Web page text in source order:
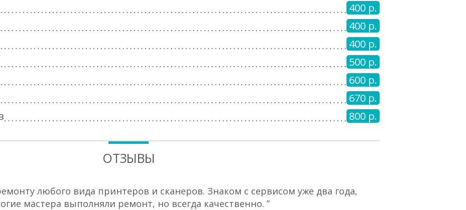
400 р.
400 р.
400 р.
500 р.
600 р.
670 р.
800 р.
ОТЗЫВЫ
любого вида принтеров и сканеров. Знаком с сервисом уже два года,
мастера выполняли ремонт, но всегда качественно. ”